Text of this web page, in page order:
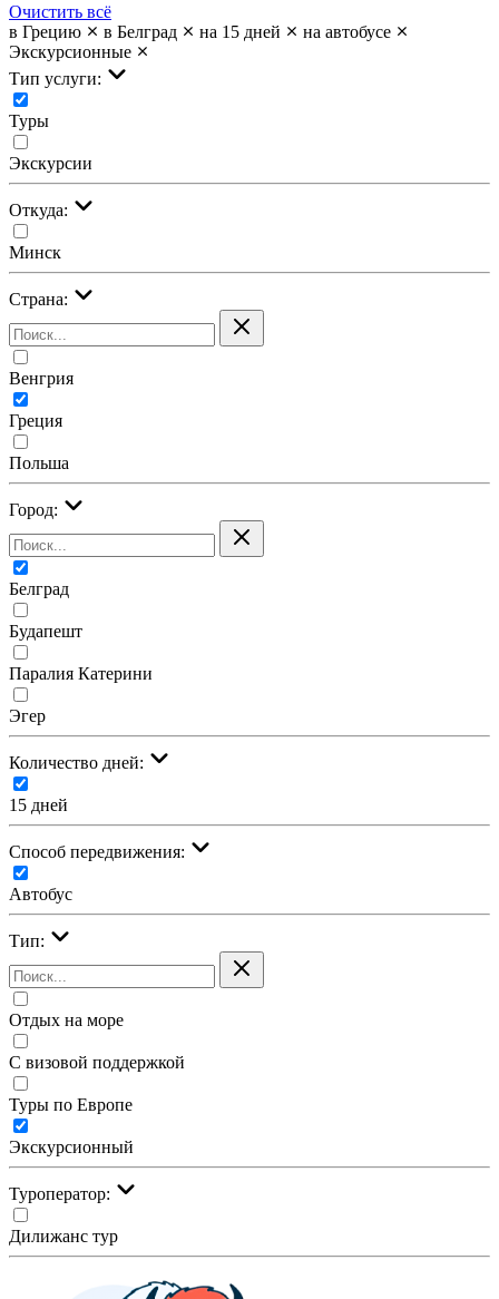
Очистить всё
в Грецию
в Белград на 15 дней
на автобусе
Экскурсионные
Тип услуги:
Туры
Экскурсии
Откуда:
Минск
Страна:
Венгрия
Греция
Польша
Город:
Белград
Будапешт
Паралия Катерини
Эгер
Количество дней:
15 дней
Cпособ передвижения:
Автобус
Тип:
Отдых на море
С визовой поддержкой
Туры по Европе
Экскурсионный
Туроператор:
Дилижанс тур